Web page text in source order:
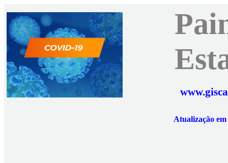
Atualização